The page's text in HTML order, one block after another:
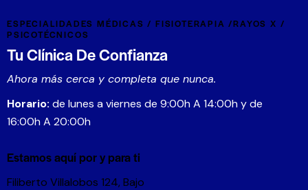
ESPECIALIDADES MÉDICAS / FISIOTERAPIA /RAYOS X /
PSICOTÉCNICOS
Tu Clínica De Confianza
Ahora más cerca y completa que nunca.
Horario: de lunes a viernes de 9:00h A 14:00h y de
16:00h A 20:00h
Estamos aquí por y para ti
Filiberto Villalobos 124, Bajo